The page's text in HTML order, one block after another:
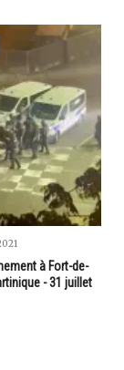
à Fort-de-
- 31 juillet